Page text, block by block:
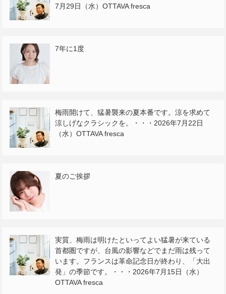
7月29日（水）OTTAVA fresca
7年に1度
梅雨開けて、猛暑襲来の夏本番です。涼を求めて
涼しげなクラシックを。・・・2026年7月22日
（水）OTTAVA fresca
夏のご挨拶
実質、梅雨は明けたといってよい猛暑が来ている
首都圏ですが、台風の影響などでまだ雨は残って
います。フランスは革命記念日が終わり、「大出
発」の季節です。・・・2026年7月15日（水）
OTTAVA fresca